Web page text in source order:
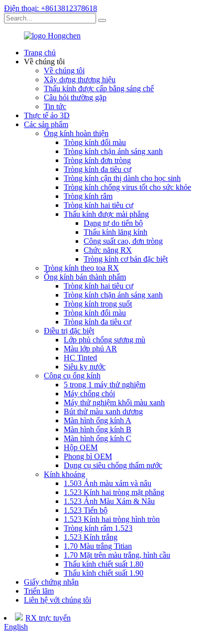
Điện thoại: +8613812378618
Trang chủ
Về chúng tôi
Về chúng tôi
Xây dựng thương hiệu
Thấu kính được cấp bằng sáng chế
Câu hỏi thường gặp
Tin tức
Thực tế ảo 3D
Các sản phẩm
Ống kính hoàn thiện
Tròng kính đổi màu
Tròng kính chặn ánh sáng xanh
Tròng kính đơn tròng
Tròng kính đa tiêu cự
Tròng kính cận thị dành cho học sinh
Tròng kính chống virus tốt cho sức khỏe
Tròng kính râm
Tròng kính hai tiêu cự
Thấu kính được mài phẳng
Dạng tự do tiến bộ
Thấu kính lăng kính
Công suất cao, đơn tròng
Chức năng RX
Tròng kính cơ bản đặc biệt
Tròng kính theo toa RX
Ống kính bán thành phẩm
Tròng kính hai tiêu cự
Tròng kính chặn ánh sáng xanh
Tròng kính trong suốt
Tròng kính đổi màu
Tròng kính đa tiêu cự
Điều trị đặc biệt
Lớp phủ chống sương mù
Màu lớp phủ AR
HC Tinted
Siêu kỵ nước
Công cụ ống kính
5 trong 1 máy thử nghiệm
Máy chống chói
Máy thử nghiệm khối màu xanh
Bút thử màu xanh dương
Màn hình ống kính A
Màn hình ống kính B
Màn hình ống kính C
Hộp OEM
Phong bì OEM
Dụng cụ siêu chống thấm nước
Kính khoáng
1.503 Ảnh màu xám và nâu
1.523 Kính hai tròng mặt phẳng
1.523 Ảnh Màu Xám & Nâu
1.523 Tiến bộ
1.523 Kính hai tròng hình tròn
Tròng kính râm 1.523
1.523 Kính trắng
1.70 Màu trắng Titian
1.70 Mặt trên màu trắng, hình cầu
Thấu kính chiết suất 1.80
Thấu kính chiết suất 1.90
Giấy chứng nhận
Triển lãm
Liên hệ với chúng tôi
RX trực tuyến
English